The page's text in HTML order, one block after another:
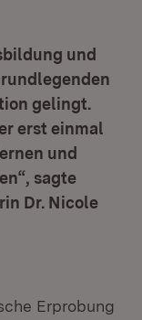
und
gelingt.
erst einmal
und
sagte
Dr. Nicole
Erprobung